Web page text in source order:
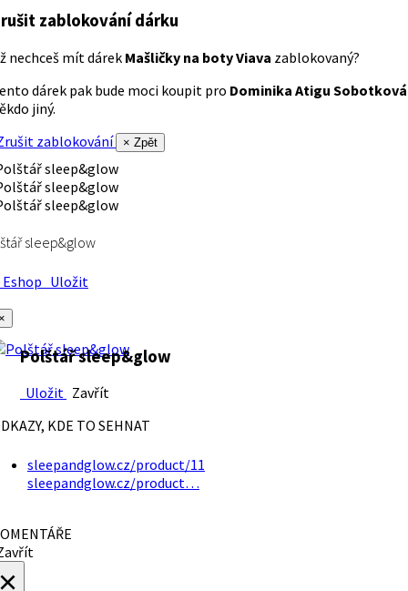
zablokování dárku
nechceš mít dárek Mašličky na boty Viava zablokovaný?
dárek pak bude moci koupit pro Dominika Atigu Sobotková
jiný.
zablokování
× Zpět
sleep&glow
Uložit
Polštář sleep&glow
Uložit Zavřít
KDE TO SEHNAT
sleepandglow.cz/product/11
sleepandglow.cz/product…